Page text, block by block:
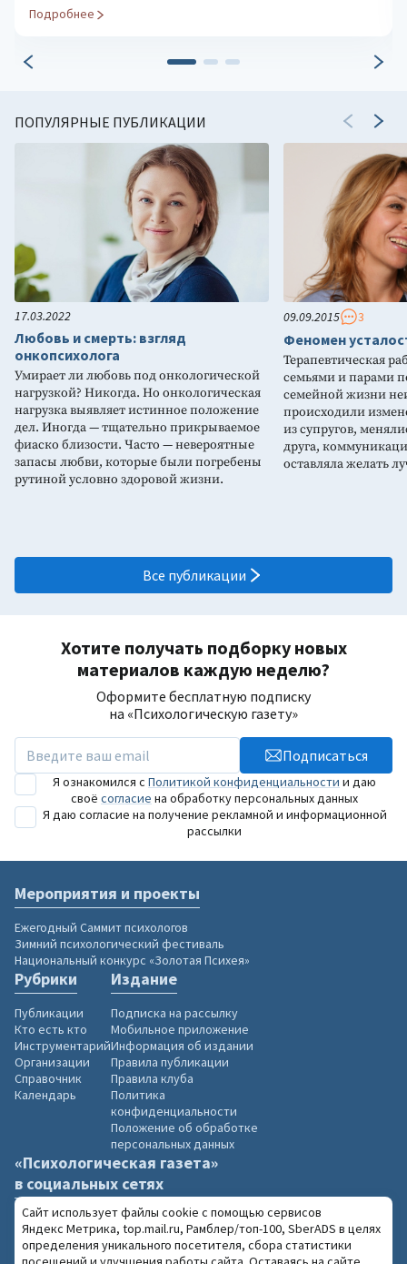
Подробнее
ПОПУЛЯРНЫЕ ПУБЛИКАЦИИ
17.03.2022
Любовь и смерть: взгляд
онкопсихолога
Умирает ли любовь под онкологической
нагрузкой? Никогда. Но онкологическая
нагрузка выявляет истинное положение
дел. Иногда — тщательно прикрываемое
фиаско близости. Часто — невероятные
запасы любви, которые были погребены
рутиной условно здоровой жизни.
09.09.2015 3
Феномен
Терапевтическая
семьями и парами
семейной жизни
происходили
из супругов,
друга,
оставляла желать
Все публикации
Хотите получать подборку новых
материалов каждую неделю?
Оформите бесплатную подписку
на «Психологическую газету»
Подписаться
Я ознакомился с Политикой конфиденциальности и даю
своё согласие на обработку персональных данных
Я даю согласие на получение рекламной и информационной
рассылки
Мероприятия и проекты
Ежегодный Саммит психологов
Зимний психологический фестиваль
Национальный конкурс «Золотая Психея»
Рубрики
Публикации
Кто есть кто
Инструментарий
Организации
Справочник
Календарь
Издание
Подписка на рассылку
Мобильное приложение
Информация об издании
Правила публикации
Правила клуба
Политика
конфиденциальности
Положение об обработке
персональных данных
«Психологическая газета»
в социальных сетях
Сайт использует файлы cookie с помощью сервисов
Яндекс Метрика, top.mail.ru, Рамблер/топ-100, SberADS в целях
определения уникального посетителя, сбора статистики